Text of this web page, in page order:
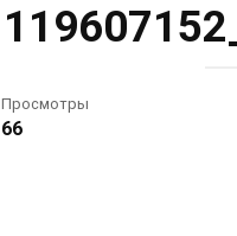
Просмотры
66